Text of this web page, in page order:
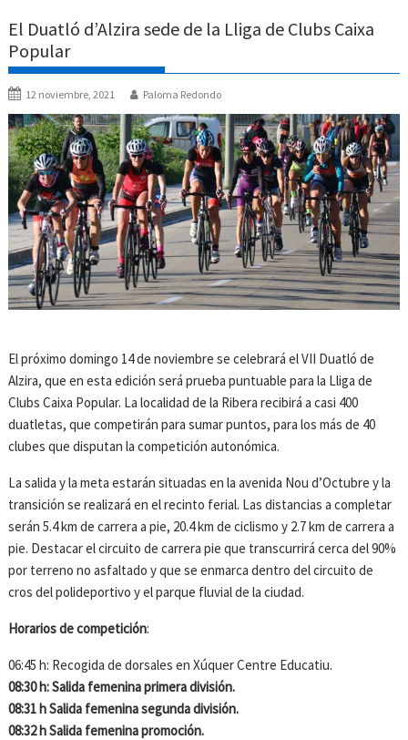
El Duatló d’Alzira sede de la Lliga de Clubs Caixa
Popular
12 noviembre, 2021 Paloma Redondo
El próximo domingo 14 de noviembre se celebrará el VII Duatló de
Alzira, que en esta edición será prueba puntuable para la Lliga de
Clubs Caixa Popular. La localidad de la Ribera recibirá a casi 400
duatletas, que competirán para sumar puntos, para los más de 40
clubes que disputan la competición autonómica.
La salida y la meta estarán situadas en la avenida Nou d’Octubre y la
transición se realizará en el recinto ferial. Las distancias a completar
serán 5.4 km de carrera a pie, 20.4 km de ciclismo y 2.7 km de carrera a
pie. Destacar el circuito de carrera pie que transcurrirá cerca del 90%
por terreno no asfaltado y que se enmarca dentro del circuito de
cros del polideportivo y el parque fluvial de la ciudad.
Horarios de competición:
06:45 h: Recogida de dorsales en Xúquer Centre Educatiu.
08:30 h: Salida femenina primera división.
08:31 h Salida femenina segunda división.
08:32 h Salida femenina promoción.